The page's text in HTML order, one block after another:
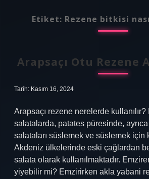
Etiket: Rezene bitkisi
Arapsaçı Otu Rezene
Tarih: Kasım 16, 2024
Arapsaçı rezene nerelerde
salatalarda, patates püresinde,
salataları süslemek ve süslemek için
Akdeniz ülkelerinde eski çağlardan
salata olarak kullanılmaktadır.
yiyebilir mi? Emzirirken akla yabani